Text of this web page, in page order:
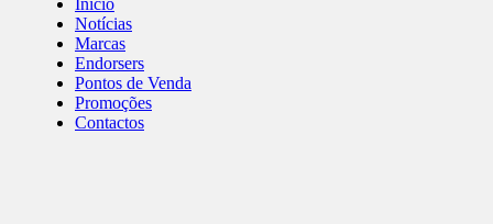
Notícias
Marcas
Endorsers
Pontos de Venda
Promoções
Contactos